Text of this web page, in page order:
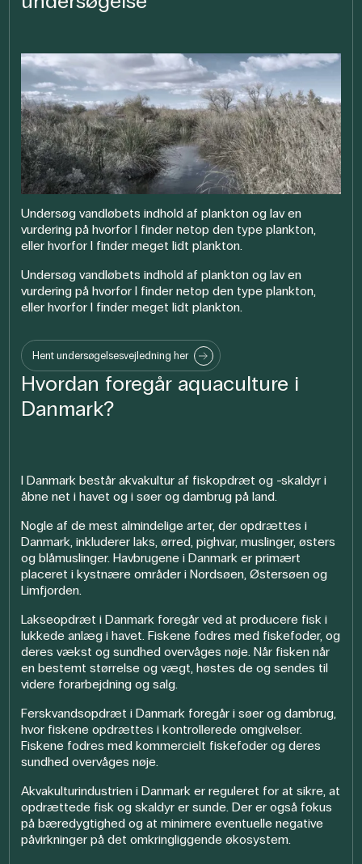
Undersøg vandløbets indhold af plankton og lav en
vurdering på hvorfor I finder netop den type plankton,
eller hvorfor I finder meget lidt plankton.
Undersøg vandløbets indhold af plankton og lav en
vurdering på hvorfor I finder netop den type plankton,
eller hvorfor I finder meget lidt plankton.
Hent undersøgelsesvejledning her
Hvordan foregår aquaculture i
Danmark?
I Danmark består akvakultur af fiskopdræt og -skaldyr i
åbne net i havet og i søer og dambrug på land.
Nogle af de mest almindelige arter, der opdrættes i
Danmark, inkluderer laks, ørred, pighvar, muslinger, østers
og blåmuslinger. Havbrugene i Danmark er primært
placeret i kystnære områder i Nordsøen, Østersøen og
Limfjorden.
Lakseopdræt i Danmark foregår ved at producere fisk i
lukkede anlæg i havet. Fiskene fodres med fiskefoder, og
deres vækst og sundhed overvåges nøje. Når fisken når
en bestemt størrelse og vægt, høstes de og sendes til
videre forarbejdning og salg.
Ferskvandsopdræt i Danmark foregår i søer og dambrug,
hvor fiskene opdrættes i kontrollerede omgivelser.
Fiskene fodres med kommercielt fiskefoder og deres
sundhed overvåges nøje.
Akvakulturindustrien i Danmark er reguleret for at sikre, at
opdrættede fisk og skaldyr er sunde. Der er også fokus
på bæredygtighed og at minimere eventuelle negative
påvirkninger på det omkringliggende økosystem.